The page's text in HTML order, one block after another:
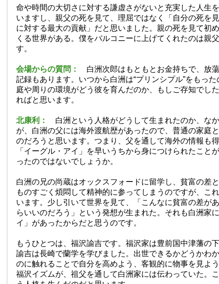
命や時間の大切さに対する謙虚さがないと充実した人生
いますし、親父の死を見て、理屈ではなく「自分の死を
に対する最大の貢献」だと思いました。親の死を見て初
くる世界がある。僕をバルコニーに上げてくれたのは親
す。
会場からの質問：
白洲次郎はもともとお金持ちで、放
記録もあります。いつから白洲は“プリンシプル”をもっ
庭や周りの環境がどう彼を育んだのか、もしご存知でし
ればと思います。
北康利：
白洲という人格がどうして生まれたのか、な
が、白洲の父には海外渡航歴があったので、普通の家庭
のだろうと思います。つまり、父を通して海外の情報も
「イーグル・アイ」を早いうちから身につけられたこと
ったのではないでしょうか。
白洲の兄の尚蔵はオックスフォードに留学し、貧富の差
ものすごく煩悶して精神的に参ってしまうのですが、こ
います。少し引いて世界を見て、「こんなに貧富の差が
らいいのだろう」という発想が生まれた。それも白洲家
イ」があったからだと思うのです。
もうひとつは、福沢諭吉です。福沢家は豊前国中津藩の
諭吉は長崎で蘭学を学びました。出世できるかどうかわ
のに触れることで自分を高めよう、客観的に物事を見よ
福沢イズムが、祖父を通して白洲家には伝わっていた。